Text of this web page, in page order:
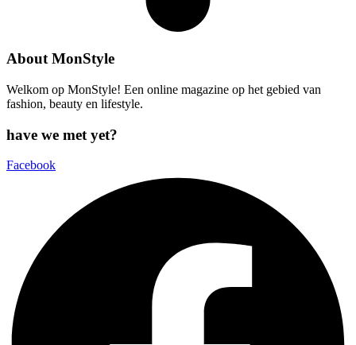
About MonStyle
Welkom op MonStyle! Een online magazine op het gebied van
fashion, beauty en lifestyle.
have we met yet?
Facebook